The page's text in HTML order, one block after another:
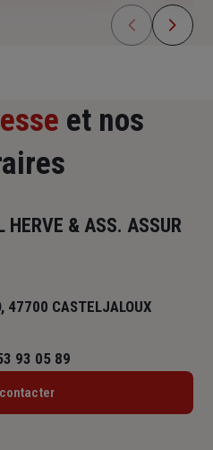
et nos
HERVE & ASS. ASSUR
47700 CASTELJALOUX
93 05 89